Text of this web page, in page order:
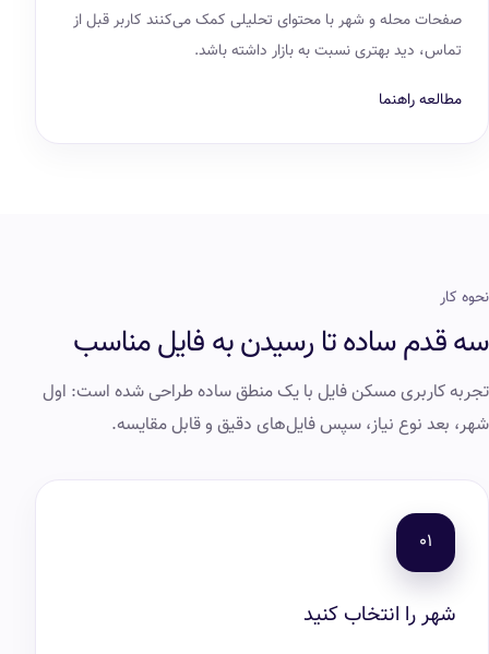
صفحات محله و شهر با محتوای تحلیلی کمک می‌کنند کاربر قبل از
تماس، دید بهتری نسبت به بازار داشته باشد.
مطالعه راهنما
نحوه کار
سه قدم ساده تا رسیدن به فایل مناسب
تجربه کاربری مسکن فایل با یک منطق ساده طراحی شده است: اول
شهر، بعد نوع نیاز، سپس فایل‌های دقیق و قابل مقایسه.
شهر را انتخاب کنید